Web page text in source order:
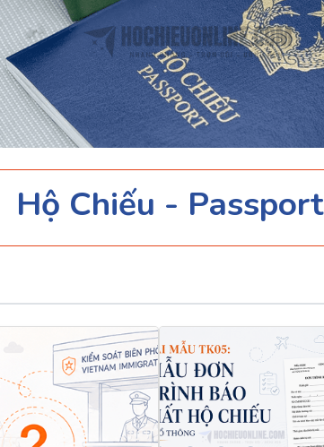
Hộ Chiếu - Passport